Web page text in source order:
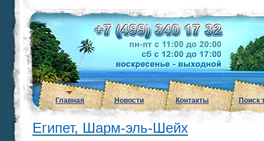
Главная Новости Контакты Поиск
Египет, Шарм-эль-Шейх